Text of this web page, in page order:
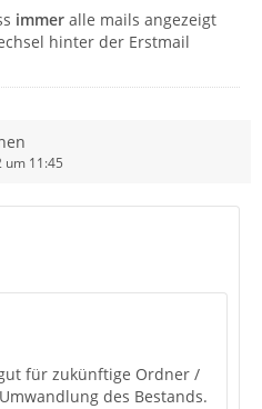
immer alle mails angezeigt
hinter der Erstmail
um 11:45
für zukünftige Ordner /
des Bestands.